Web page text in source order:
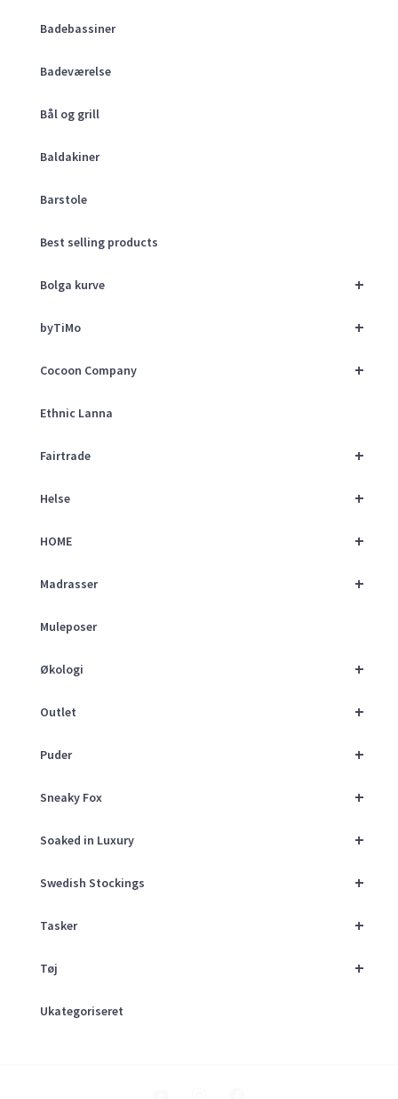
Badebassiner
Badeværelse
Bål og grill
Baldakiner
Barstole
Best selling products
+
Bolga kurve
+
byTiMo
+
Cocoon Company
Ethnic Lanna
+
Fairtrade
+
Helse
+
HOME
+
Madrasser
Muleposer
+
Økologi
+
Outlet
+
Puder
+
Sneaky Fox
+
Soaked in Luxury
+
Swedish Stockings
+
Tasker
+
Tøj
Ukategoriseret